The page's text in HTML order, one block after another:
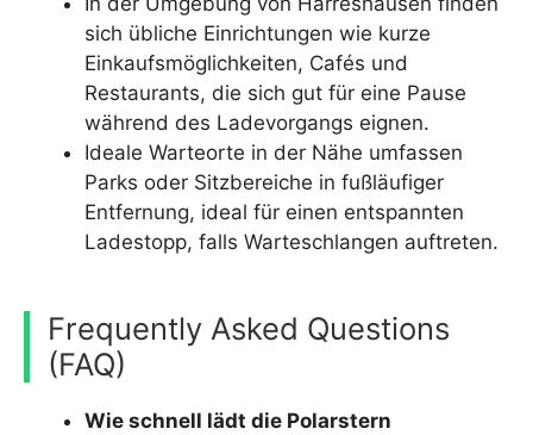
sich übliche Einrichtungen wie kurze
Einkaufsmöglichkeiten, Cafés und
Restaurants, die sich gut für eine Pause
während des Ladevorgangs eignen.
Ideale Warteorte in der Nähe umfassen
Parks oder Sitzbereiche in fußläufiger
Entfernung, ideal für einen entspannten
Ladestopp, falls Warteschlangen auftreten.
Frequently Asked Questions
(FAQ)
Wie schnell lädt die Polarstern